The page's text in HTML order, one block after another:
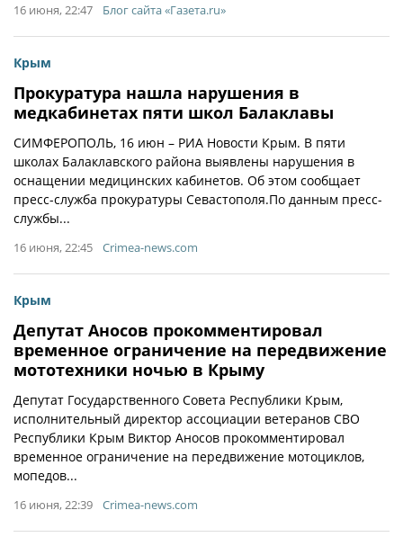
16 июня, 22:47 Блог сайта «Газета.ru»
Крым
Прокуратура нашла нарушения в
медкабинетах пяти школ Балаклавы
СИМФЕРОПОЛЬ, 16 июн – РИА Новости Крым. В пяти
школах Балаклавского района выявлены нарушения в
оснащении медицинских кабинетов. Об этом сообщает
пресс-служба прокуратуры Севастополя.По данным пресс-
службы...
16 июня, 22:45 Crimea-news.com
Крым
Депутат Аносов прокомментировал
временное ограничение на передвижение
мототехники ночью в Крыму
Депутат Государственного Совета Республики Крым,
исполнительный директор ассоциации ветеранов СВО
Республики Крым Виктор Аносов прокомментировал
временное ограничение на передвижение мотоциклов,
мопедов...
16 июня, 22:39 Crimea-news.com